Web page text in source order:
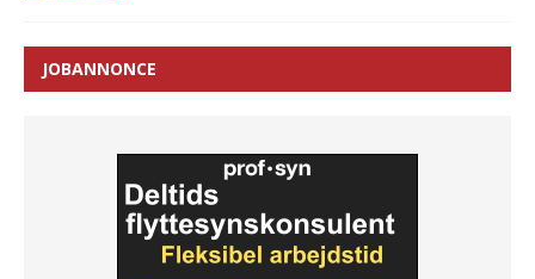
JOBANNONCE